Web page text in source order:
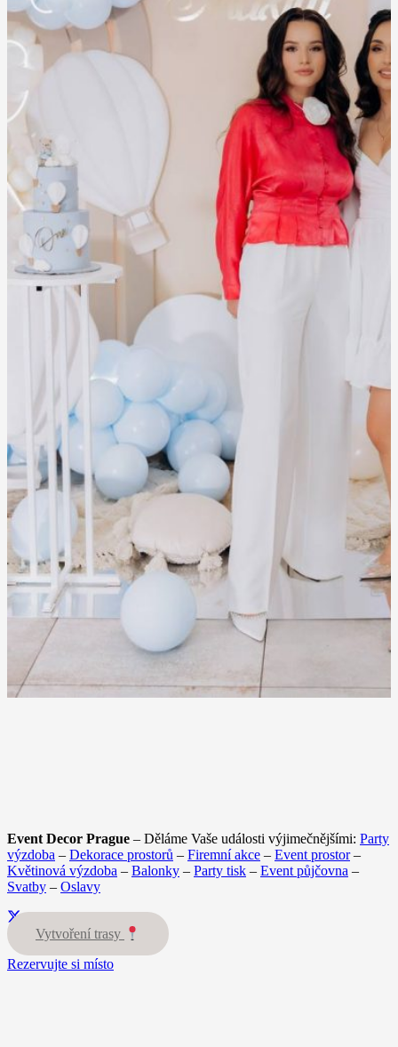
Event Decor Prague – Děláme Vaše události výjimečnějšími: Party
výzdoba – Dekorace prostorů – Firemní akce – Event prostor–
Květinová výzdoba – Balonky – Party tisk – Event půjčovna –
Svatby – Oslavy
Vytvoření trasy
Rezervujte si místo